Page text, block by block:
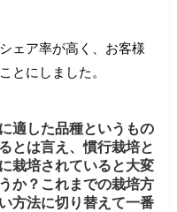
ェア率が高く、お客様
とにしました。
適した品種というもの
とは言え、慣行栽培と
栽培されていると大変
か？これまでの栽培方
方法に切り替えて一番